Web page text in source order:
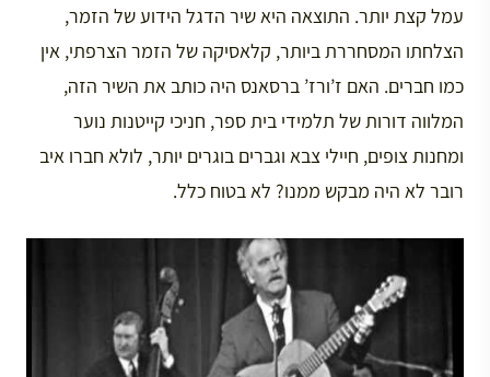
עמל קצת יותר. התוצאה היא שיר הדגל הידוע של הזמר,
הצלחתו המסחררת ביותר, קלאסיקה של הזמר הצרפתי, אין
כמו חברים. האם ז’ורז’ ברסאנס היה כותב את השיר הזה,
המלווה דורות של תלמידי בית ספר, חניכי קייטנות נוער
ומחנות צופים, חיילי צבא וגברים בוגרים יותר, לולא חברו איב
רובר לא היה מבקש ממנו? לא בטוח כלל.